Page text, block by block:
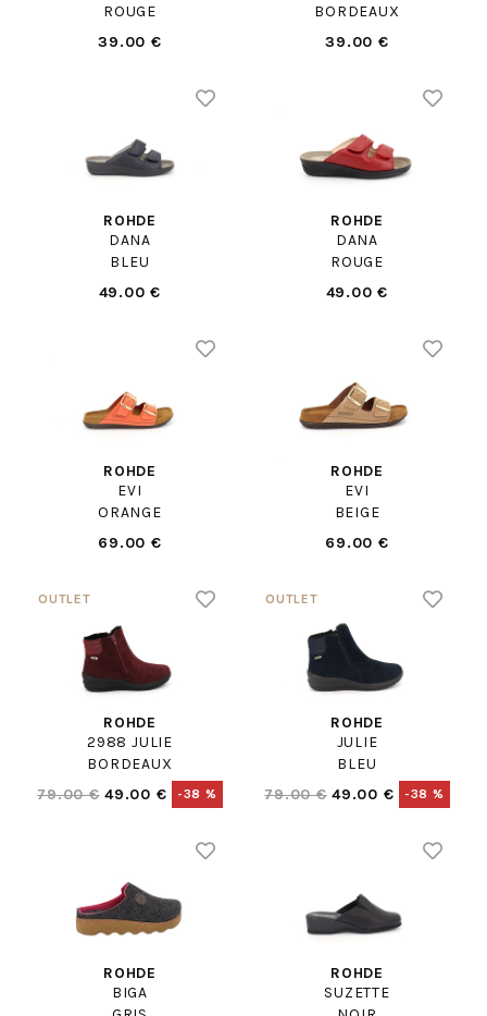
ROUGE
39.00 €
BORDEAUX
39.00 €
ROHDE
DANA
BLEU
49.00 €
ROHDE
DANA
ROUGE
49.00 €
ROHDE
EVI
ORANGE
69.00 €
ROHDE
EVI
BEIGE
69.00 €
ROHDE
2988 JULIE
BORDEAUX
79.00 € 49.00 € -38 %
ROHDE
JULIE
BLEU
79.00 € 49.00 € -38 %
ROHDE
BIGA
ROHDE
SUZETTE